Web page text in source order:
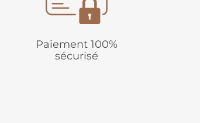
Paiement 100%
sécurisé